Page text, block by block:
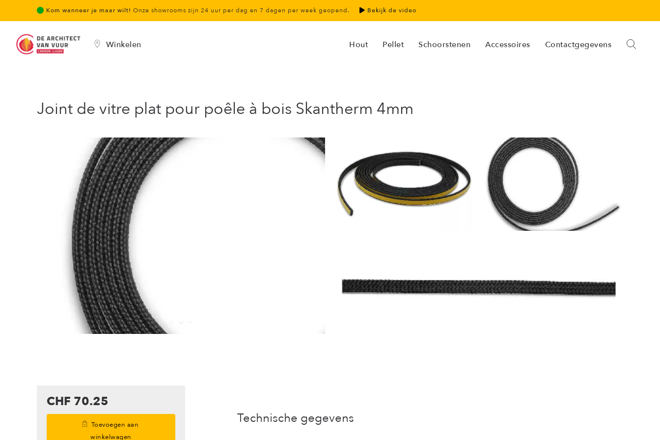
Kom wanneer je maar wilt! Onze showrooms zijn 24 uur per dag en 7 dagen per week geopend. Bekijk de video
Winkelen Hout Pellet Schoorstenen Accessoires Contactgegevens
Joint de vitre plat pour poêle à bois Skantherm 4mm
CHF 70.25
Toevoegen aan
winkelwagen
Technische gegevens